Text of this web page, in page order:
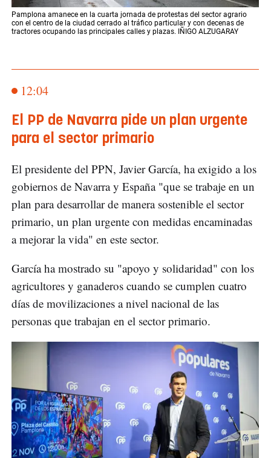
Pamplona amanece en la cuarta jornada de protestas del sector agrario
con el centro de la ciudad cerrado al tráfico particular y con decenas de
tractores ocupando las principales calles y plazas. IÑIGO ALZUGARAY
12:04
El PP de Navarra pide un plan urgente
para el sector primario
El presidente del PPN, Javier García, ha exigido a los
gobiernos de Navarra y España "que se trabaje en un
plan para desarrollar de manera sostenible el sector
primario, un plan urgente con medidas encaminadas
a mejorar la vida" en este sector.
García ha mostrado su "apoyo y solidaridad" con los
agricultores y ganaderos cuando se cumplen cuatro
días de movilizaciones a nivel nacional de las
personas que trabajan en el sector primario.